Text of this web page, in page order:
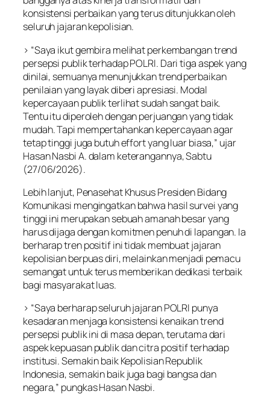
konsistensi perbaikan yang terus ditunjukkan oleh
seluruh jajaran kepolisian.
> “Saya ikut gembira melihat perkembangan trend
persepsi publik terhadap POLRI. Dari tiga aspek yang
dinilai, semuanya menunjukkan trend perbaikan
penilaian yang layak diberi apresiasi. Modal
kepercayaan publik terlihat sudah sangat baik.
Tentu itu diperoleh dengan perjuangan yang tidak
mudah. Tapi mempertahankan kepercayaan agar
tetap tinggi juga butuh effort yang luar biasa,” ujar
Hasan Nasbi A. dalam keterangannya, Sabtu
(27/06/2026).
Lebih lanjut, Penasehat Khusus Presiden Bidang
Komunikasi mengingatkan bahwa hasil survei yang
tinggi ini merupakan sebuah amanah besar yang
harus dijaga dengan komitmen penuh di lapangan. Ia
berharap tren positif ini tidak membuat jajaran
kepolisian berpuas diri, melainkan menjadi pemacu
semangat untuk terus memberikan dedikasi terbaik
bagi masyarakat luas.
> “Saya berharap seluruh jajaran POLRI punya
kesadaran menjaga konsistensi kenaikan trend
persepsi publik ini di masa depan, terutama dari
aspek kepuasan publik dan citra positif terhadap
institusi. Semakin baik Kepolisian Republik
Indonesia, semakin baik juga bagi bangsa dan
negara,” pungkas Hasan Nasbi.